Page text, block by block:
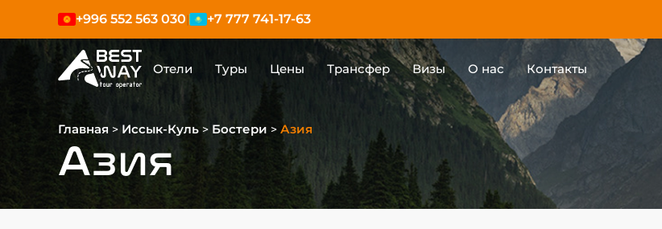
+996 552 563 030| +7 777 741-17-63
Отели Туры Цены Трансфер Визы О нас Контакты
Главная > Иссык-Куль > Бостери > Азия
Азия